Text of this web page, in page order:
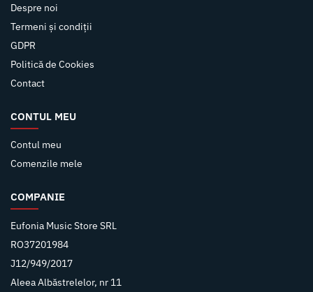
Despre noi
Termeni și condiții
GDPR
Politică de Cookies
Contact
CONTUL MEU
Contul meu
Comenzile mele
COMPANIE
Eufonia Music Store SRL
RO37201984
J12/949/2017
Aleea Albăstrelelor, nr 11